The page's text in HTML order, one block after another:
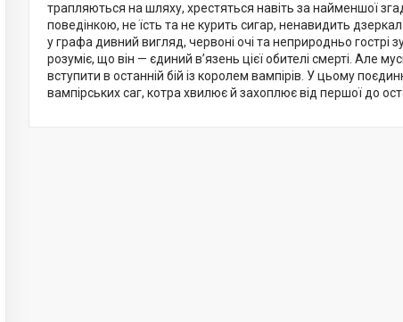
трапляються на шляху, хрестяться навіть за найменшої
поведінкою, не їсть та не курить сигар, ненавидить
у графа дивний вигляд, червоні очі та неприродньо
розуміє, що він — єдиний в’язень цієї обителі смерті. Але
вступити в останній бій із королем вампірів. У цьому
вампірських саг, котра хвилює й захоплює від першої до